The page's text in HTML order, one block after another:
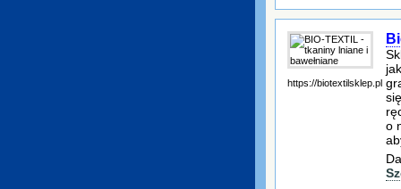
https://biotextilsklep.pl
o